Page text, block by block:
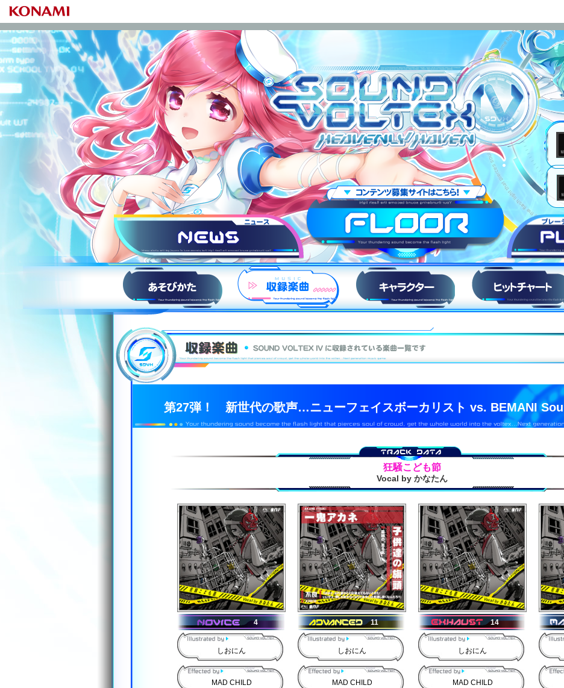
SOUND VOLTEX IV HEAVENLY HAVEN
ニュース FLOOR
HOW to PLAY 収録楽曲 キャラ紹介 ヒットチャート
第27弾！ 新世代の歌声…ニューフェイスボーカリスト vs. BEMANI
狂騒こども節
Vocal by かなたん
4
しおにん
MAD CHILD
11
しおにん
MAD CHILD
14
しおにん
MAD CHILD